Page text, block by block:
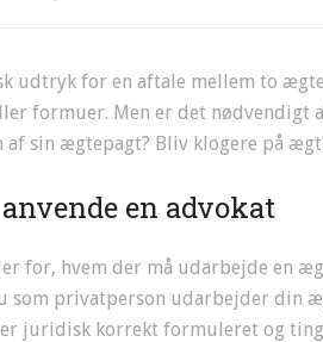
udtryk for en aftale mellem to
formuer. Men er det nødvendigt
af sin ægtepagt? Bliv klogere på
en advokat
for, hvem der må udarbejde en
som privatperson udarbejder din
juridisk korrekt formuleret og